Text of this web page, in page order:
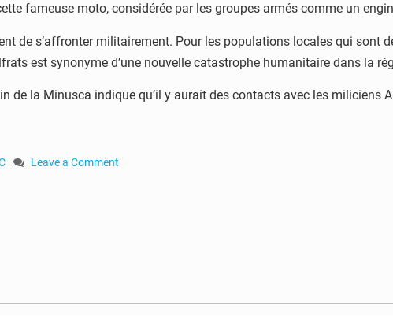
fameuse moto, considérée par les groupes armés comme un
de s’affronter militairement. Pour les populations locales qui sont
est synonyme d’une nouvelle catastrophe humanitaire dans la
de la Minusca indique qu’il y aurait des contacts avec les miliciens
Leave a Comment